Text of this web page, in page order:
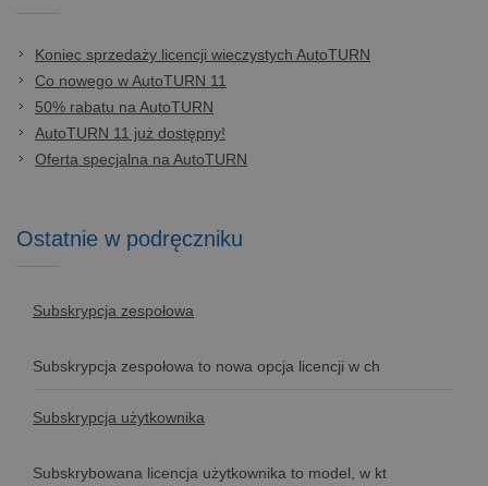
Koniec sprzedaży licencji wieczystych AutoTURN
Co nowego w AutoTURN 11
50% rabatu na AutoTURN
AutoTURN 11 już dostępny!
Oferta specjalna na AutoTURN
Ostatnie w podręczniku
Subskrypcja zespołowa
Subskrypcja zespołowa to nowa opcja licencji w ch
Subskrypcja użytkownika
Subskrybowana licencja użytkownika to model, w kt